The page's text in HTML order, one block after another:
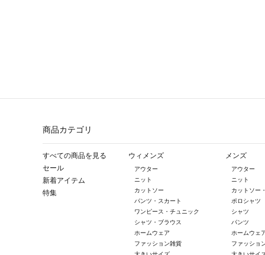
商品カテゴリ
すべての商品を見る
セール
新着アイテム
特集
ウィメンズ
アウター
ニット
カットソー
パンツ・スカート
ワンピース・チュニック
シャツ・ブラウス
ホームウェア
ファッション雑貨
メンズ
アウター
ニット
カットソー
ポロシャツ
シャツ
パンツ
ホームウェ
ファッショ